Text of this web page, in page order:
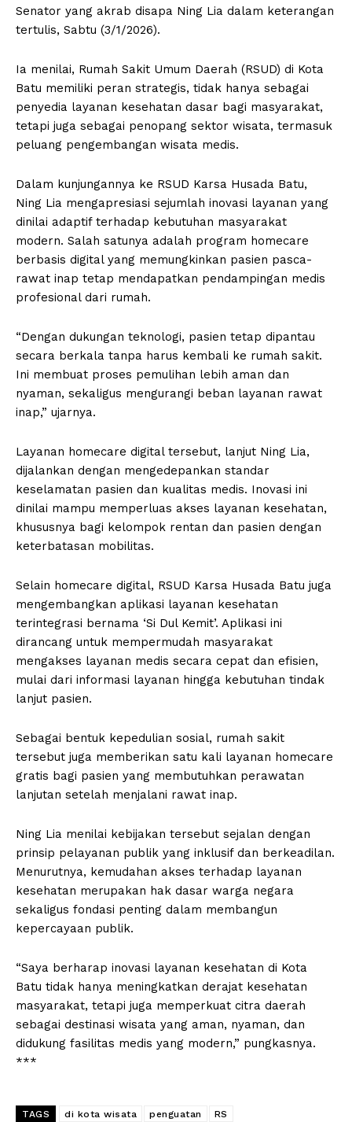
Senator yang akrab disapa Ning Lia dalam keterangan
tertulis, Sabtu (3/1/2026).
Ia menilai, Rumah Sakit Umum Daerah (RSUD) di Kota
Batu memiliki peran strategis, tidak hanya sebagai
penyedia layanan kesehatan dasar bagi masyarakat,
tetapi juga sebagai penopang sektor wisata, termasuk
peluang pengembangan wisata medis.
Dalam kunjungannya ke RSUD Karsa Husada Batu,
Ning Lia mengapresiasi sejumlah inovasi layanan yang
dinilai adaptif terhadap kebutuhan masyarakat
modern. Salah satunya adalah program homecare
berbasis digital yang memungkinkan pasien pasca-
rawat inap tetap mendapatkan pendampingan medis
profesional dari rumah.
“Dengan dukungan teknologi, pasien tetap dipantau
secara berkala tanpa harus kembali ke rumah sakit.
Ini membuat proses pemulihan lebih aman dan
nyaman, sekaligus mengurangi beban layanan rawat
inap,” ujarnya.
Layanan homecare digital tersebut, lanjut Ning Lia,
dijalankan dengan mengedepankan standar
keselamatan pasien dan kualitas medis. Inovasi ini
dinilai mampu memperluas akses layanan kesehatan,
khususnya bagi kelompok rentan dan pasien dengan
keterbatasan mobilitas.
Selain homecare digital, RSUD Karsa Husada Batu juga
mengembangkan aplikasi layanan kesehatan
terintegrasi bernama ‘Si Dul Kemit’. Aplikasi ini
dirancang untuk mempermudah masyarakat
mengakses layanan medis secara cepat dan efisien,
mulai dari informasi layanan hingga kebutuhan tindak
lanjut pasien.
Sebagai bentuk kepedulian sosial, rumah sakit
tersebut juga memberikan satu kali layanan homecare
gratis bagi pasien yang membutuhkan perawatan
lanjutan setelah menjalani rawat inap.
Ning Lia menilai kebijakan tersebut sejalan dengan
prinsip pelayanan publik yang inklusif dan berkeadilan.
Menurutnya, kemudahan akses terhadap layanan
kesehatan merupakan hak dasar warga negara
sekaligus fondasi penting dalam membangun
kepercayaan publik.
“Saya berharap inovasi layanan kesehatan di Kota
Batu tidak hanya meningkatkan derajat kesehatan
masyarakat, tetapi juga memperkuat citra daerah
sebagai destinasi wisata yang aman, nyaman, dan
didukung fasilitas medis yang modern,” pungkasnya.
***
TAGS di kota wisata penguatan RS